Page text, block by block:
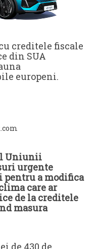
creditele fiscale
din SUA
europeni.
Uniunii
urgente
a modifica
care ar
de la creditele
masura
de 430 de